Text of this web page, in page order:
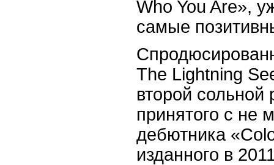
Who You Are»,
самые
The Lightning
второй сольной
принятого с не
дебютника
изданного в